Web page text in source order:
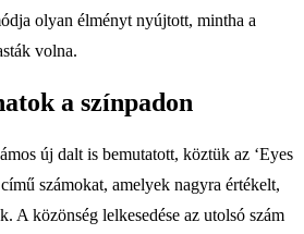
olyan élményt nyújtott, mintha a
volna.
a színpadon
új dalt is bemutatott, köztük az ‘Eyes
számokat, amelyek nagyra értékelt,
A közönség lelkesedése az utolsó szám